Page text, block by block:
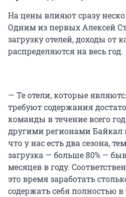
На цены влияют сразу
Одним из первых Алексей
загрузку отелей, доходы от
распределяются на весь год.
— Те отели, которые
требуют содержания
команды в течение всего
другими регионами Байкал
что у нас есть два сезона,
загрузка — больше 80% —
месяцев в году.
это время заработать
содержать себя полностью в